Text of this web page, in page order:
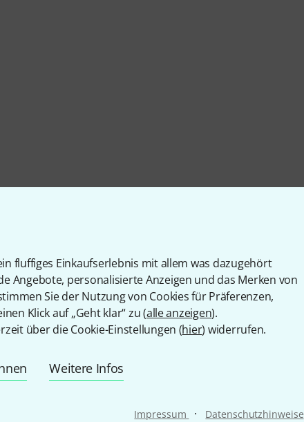
fluffiges Einkaufserlebnis mit allem was dazugehört
Angebote, personalisierte Anzeigen und das Merken von
Sie der Nutzung von Cookies für Präferenzen,
Klick auf „Geht klar“ zu (alle anzeigen).
über die Cookie-Einstellungen (hier) widerrufen.
Weitere Infos
Impressum · Datenschutzhinweise